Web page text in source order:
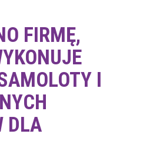
FIRMĘ,
I
DLA